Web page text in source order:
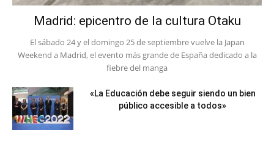
Madrid: epicentro de la cultura Otaku
El sábado 24 y el domingo 25 de septiembre vuelve la Japan
Weekend a Madrid, el evento más grande de España dedicado a la
fiebre del manga
«La Educación debe seguir siendo un bien
público accesible a todos»